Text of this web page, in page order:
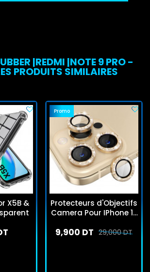
|REDMI |NOTE 9 PRO -
PRODUITS SIMILAIRES
X5B &
Promo
Protecteurs d'Objectifs
Camera Pour IPhone 12
29,000 DT
9,900 DT